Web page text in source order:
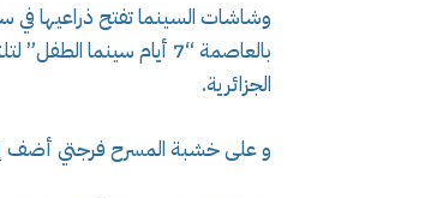
وشاشات السينما تفتح ذراعيها في
بالعاصمة “7 أيام سينما
الجزائرية.
و على خشبة المسرح فرجتي أضف